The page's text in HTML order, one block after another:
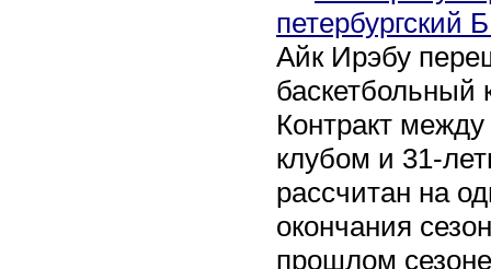
петербургский
Айк Ирэбу
баскетбольный
Контракт между
клубом и 31-
рассчитан на
окончания
прошлом